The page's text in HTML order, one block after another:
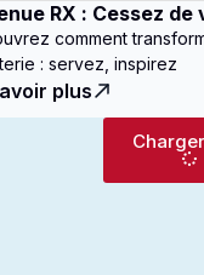
RX : Cessez
à générer
comment
: servez, inspirez
plus